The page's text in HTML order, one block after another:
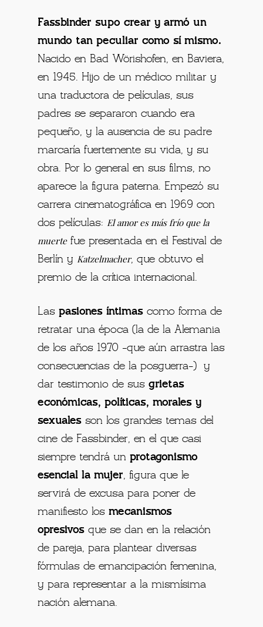
Fassbinder supo crear y armó un
mundo tan peculiar como sí mismo.
Nacido en Bad Wörishofen, en Baviera,
en 1945. Hijo de un médico militar y
una traductora de películas, sus
padres se separaron cuando era
pequeño, y la ausencia de su padre
marcaría fuertemente su vida, y su
obra. Por lo general en sus films, no
aparece la figura paterna. Empezó su
carrera cinematográfica en 1969 con
dos películas:El amor es más frío que la
muertefue presentada en el Festival de
Berlín yKatzelmacher, que obtuvo el
premio de la crítica internacional.
Laspasiones íntimas como forma de
retratar una época (la de la Alemania
de los años 1970 -que aún arrastra las
consecuencias de la posguerra-) y
dar testimonio de susgrietas
económicas, políticas, morales y
sexuales son los grandes temas del
cine de Fassbinder, en el que casi
siempre tendrá unprotagonismo
esencial la mujer, figura que le
servirá de excusa para poner de
manifiesto los mecanismos
opresivos que se dan en la relación
de pareja, para plantear diversas
fórmulas de emancipación femenina,
y para representar a la mismísima
nación alemana.